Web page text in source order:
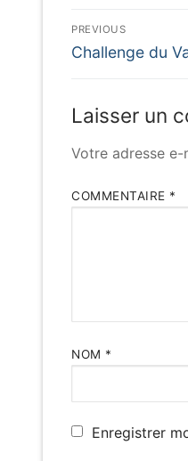
de
PREVIOUS
Previous
Challenge du
Laisser un
Votre adresse e-
COMMENTAIRE *
NOM *
Enregistrer